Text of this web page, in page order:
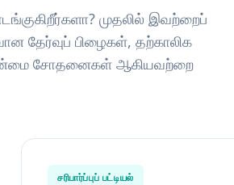
முதலில் இவற்றைப்
தேர்வுப் பிழைகள், தற்காலிக
சோதனைகள் ஆகியவற்றை
சரிபார்ப்புப் பட்டியல்